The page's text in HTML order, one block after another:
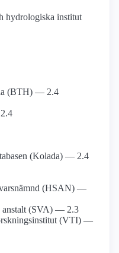
hydrologiska institut
(BTH) — 2.4
(Kolada) — 2.4
(HSAN) —
anstalt (SVA) — 2.3
(VTI) —